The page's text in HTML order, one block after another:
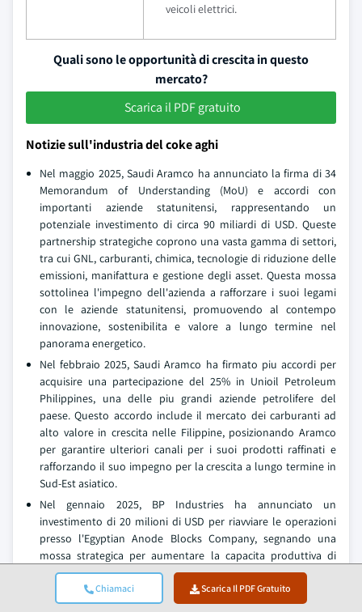
Chiamaci Scarica Il PDF Gratuito
veicoli elettrici.
Quali sono le opportunità di crescita in questo
mercato?
Scarica il PDF gratuito
Notizie sull'industria del coke aghi
Nel maggio 2025, Saudi Aramco ha annunciato la firma di 34
Memorandum of Understanding (MoU) e accordi con
importanti aziende statunitensi, rappresentando un
potenziale investimento di circa 90 miliardi di USD. Queste
partnership strategiche coprono una vasta gamma di settori,
tra cui GNL, carburanti, chimica, tecnologie di riduzione delle
emissioni, manifattura e gestione degli asset. Questa mossa
sottolinea l'impegno dell'azienda a rafforzare i suoi legami
con le aziende statunitensi, promuovendo al contempo
innovazione, sostenibilita e valore a lungo termine nel
panorama energetico.
Nel febbraio 2025, Saudi Aramco ha firmato piu accordi per
acquisire una partecipazione del 25% in Unioil Petroleum
Philippines, una delle piu grandi aziende petrolifere del
paese. Questo accordo include il mercato dei carburanti ad
alto valore in crescita nelle Filippine, posizionando Aramco
per garantire ulteriori canali per i suoi prodotti raffinati e
rafforzando il suo impegno per la crescita a lungo termine in
Sud-Est asiatico.
Nel gennaio 2025, BP Industries ha annunciato un
investimento di 20 milioni di USD per riavviare le operazioni
presso l'Egyptian Anode Blocks Company, segnando una
mossa strategica per aumentare la capacita produttiva di
anodi nella regione. Questa ripresa dovrebbe stimolare una
maggiore domanda di coke di petrolio, una materia prima
critica nella produzione di anodi. La riapertura dell'impianto